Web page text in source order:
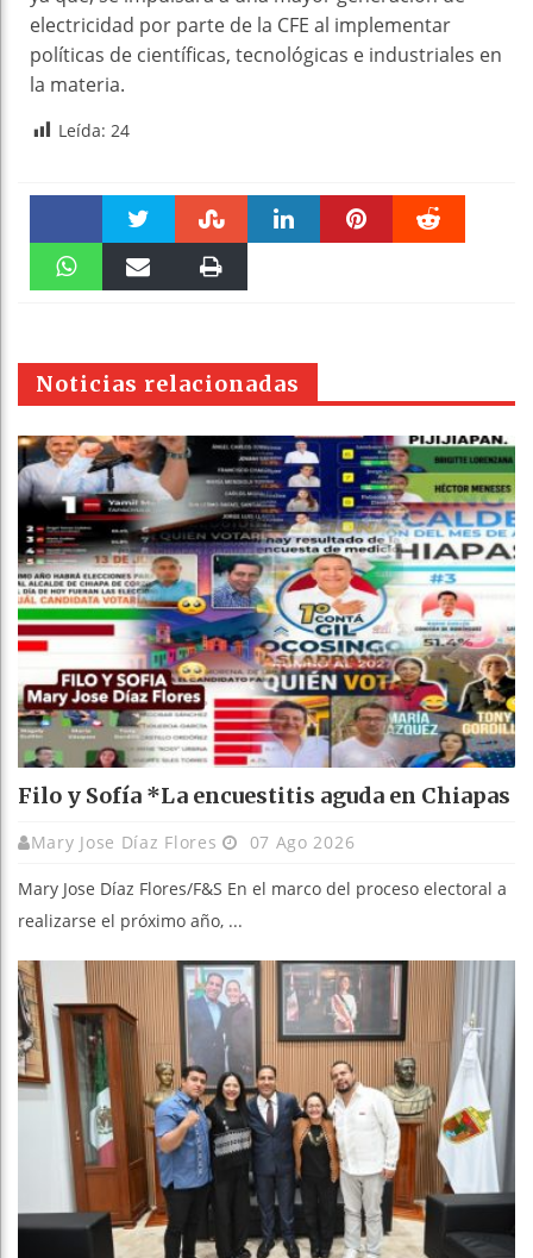
electricidad por parte de la CFE al implementar
políticas de científicas, tecnológicas e industriales en
la materia.
Leída: 24
Faceboo Twitter Stumble
pt
Noticias relacionadas
Filo y Sofía *La encuestitis aguda en Chiapas
Mary Jose Díaz Flores 07 Ago 2026
Mary Jose Díaz Flores/F&S En el marco del proceso electoral a
realizarse el próximo año, ...